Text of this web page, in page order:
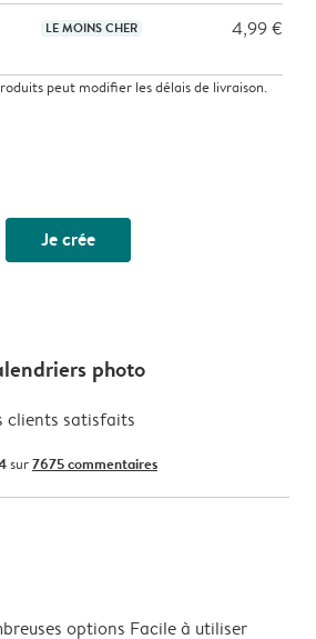
LE MOINS CHER 4,99 €
peut modifier les délais de livraison.
Je crée
photo
clients satisfaits
sur7675 commentaires
options Facile à utiliser